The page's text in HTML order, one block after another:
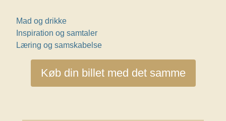
Mad og drikke
Inspiration og samtaler
Læring og samskabelse
Køb din billet med det samme